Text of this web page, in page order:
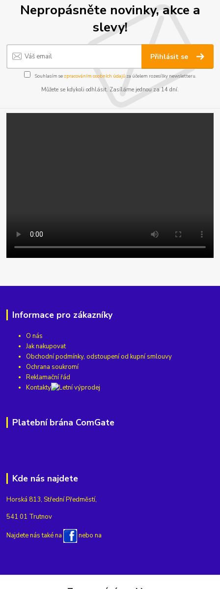
Nepropásněte novinky, akce a
slevy!
Přihlásit se
Souhlasím se zpracováním osobních údajůza účelem rozesílky newsletteru.
Můžete se kdykoli odhlásit. Zasíláme jednou za 14 dní.
Informace pro zákazníky
O nás
Jak nakupovat
Obchodní podmínky, odstoupení od kupní smlouvy
Ochrana soukromí
Reklamační řád
Kontakty
Platební brána ComGate
Kde nás najdete
Horská 813, Střední Předměstí,
541 01 Trutnov
Najdete nás také na nebo na